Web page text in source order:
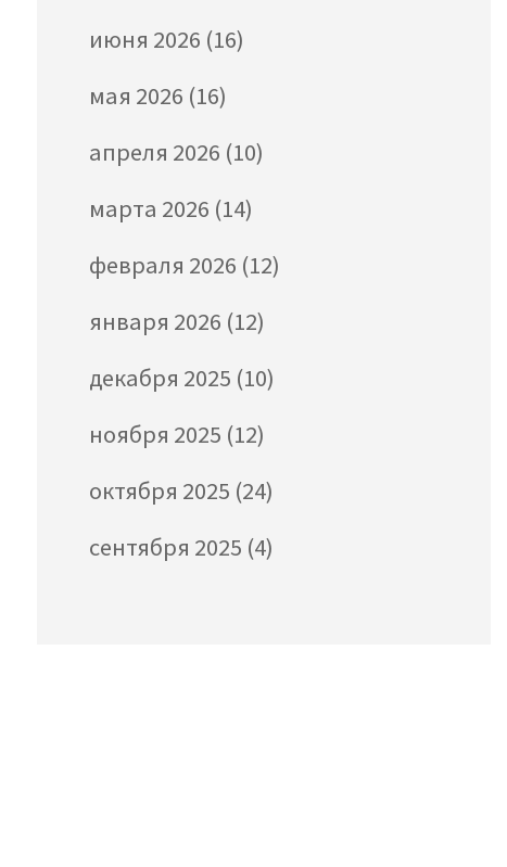
июня 2026 (16)
мая 2026 (16)
апреля 2026 (10)
марта 2026 (14)
февраля 2026 (12)
января 2026 (12)
декабря 2025 (10)
ноября 2025 (12)
октября 2025 (24)
сентября 2025 (4)